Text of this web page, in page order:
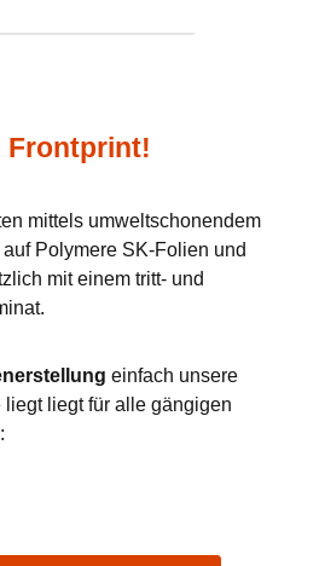
Frontprint!
mittels umweltschonendem
Polymere SK-Folien und
mit einem tritt- und
einfach unsere
liegt liegt für alle gängigen